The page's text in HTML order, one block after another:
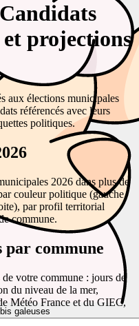
galeuses
projections
aux élections municipales
référencés avec leurs
politiques.
2026 dans plus de
couleur politique (gauche,
par profil territorial
commune.
commune
votre commune : jours de
du niveau de la mer,
Météo France et du GIEC,